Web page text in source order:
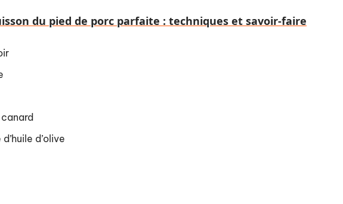
du pied de porc parfaite : techniques et savoir-faire
d’olive